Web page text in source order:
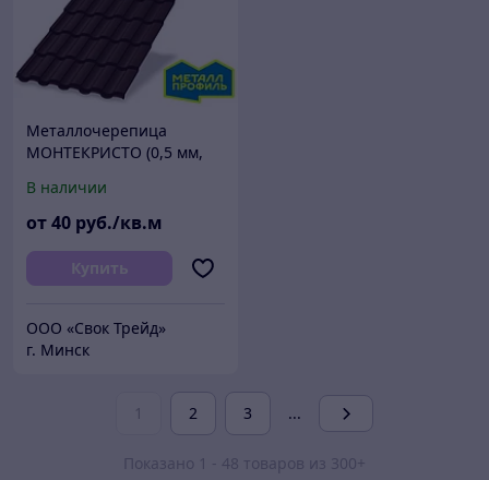
Металлочерепица
МОНТЕКРИСТО (0,5 мм,
В наличии
от40 руб./кв.м
Купить
ООО «Свок Трейд»
г. Минск
1 2 3 ...
Показано 1 - 48 товаров из 300+